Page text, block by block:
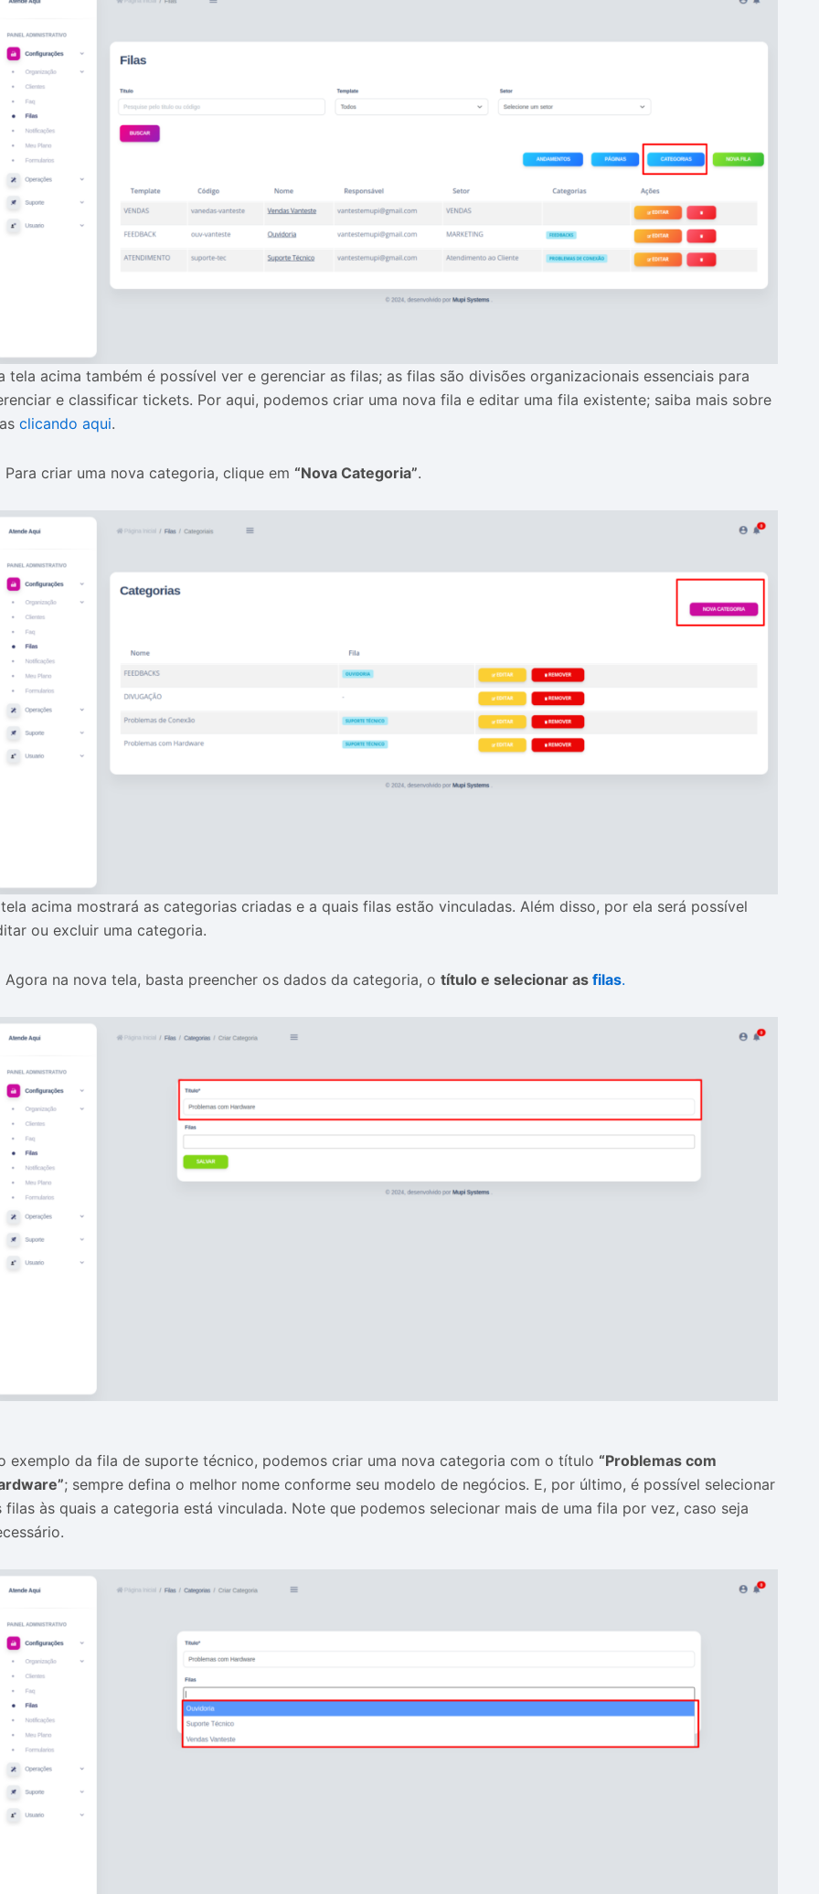
tela acima também é possível ver e gerenciar as filas; as filas são divisões organizacionais essenciais para
e classificar tickets. Por aqui, podemos criar uma nova fila e editar uma fila existente; saiba mais sobre
clicando aqui.
Para criar uma nova categoria, clique em “Nova Categoria”.
acima mostrará as categorias criadas e a quais filas estão vinculadas. Além disso, por ela será possível
ou excluir uma categoria.
Agora na nova tela, basta preencher os dados da categoria, otítulo e selecionar asfilas.
exemplo da fila de suporte técnico, podemos criar uma nova categoria com o título “Problemas com
; sempre defina o melhor nome conforme seu modelo de negócios. E, por último, é possível selecionar
filas às quais a categoria está vinculada. Note que podemos selecionar mais de uma fila por vez, caso seja